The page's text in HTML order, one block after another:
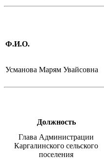
Ф.И.О.
Усманова Марям Увайсовна
Должность
Глава Администрации
Каргалинского сельского
поселения